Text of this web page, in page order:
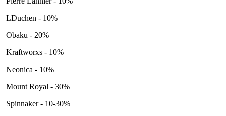
LDuchen - 10%
Obaku - 20%
Kraftworxs - 10%
Neonica - 10%
Mount Royal - 30%
Spinnaker - 10-30%